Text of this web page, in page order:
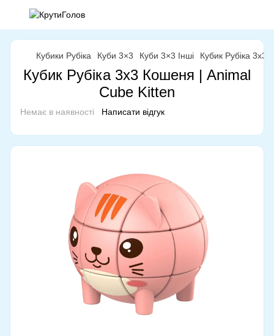
Кубики Рубіка Куби 3×3 Куби 3×3 Інші Кубик Рубіка
Кубик Рубіка 3x3 Кошеня | Animal
Cube Kitten
Немає в наявності Написати відгук